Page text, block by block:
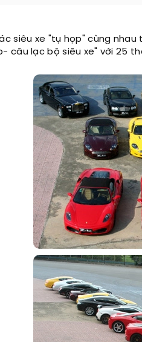
siêu xe "tụ họp" cùng
câu lạc bộ siêu xe" với 25